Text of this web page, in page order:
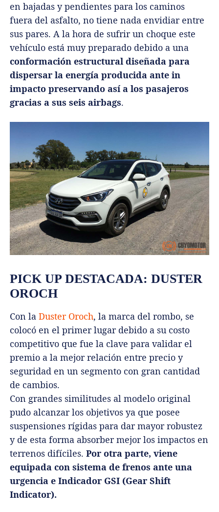
en bajadas y pendientes para los caminos
fuera del asfalto, no tiene nada envidiar entre
sus pares. A la hora de sufrir un choque este
vehículo está muy preparado debido a una
conformación estructural diseñada para
dispersar la energía producida ante in
impacto preservando así a los pasajeros
gracias a sus seis airbags.
PICK UP DESTACADA: DUSTER
OROCH
Con la Duster Oroch, la marca del rombo, se
colocó en el primer lugar debido a su costo
competitivo que fue la clave para validar el
premio a la mejor relación entre precio y
seguridad en un segmento con gran cantidad
de cambios.
Con grandes similitudes al modelo original
pudo alcanzar los objetivos ya que posee
suspensiones rígidas para dar mayor robustez
y de esta forma absorber mejor los impactos en
terrenos difíciles. Por otra parte, viene
equipada con sistema de frenos ante una
urgencia e Indicador GSI (Gear Shift
Indicator).